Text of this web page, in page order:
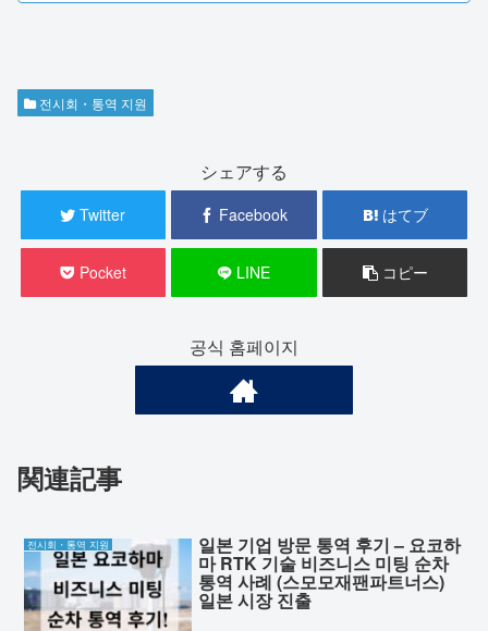
전시회・통역 지원
シェアする
Twitter Facebook はてブ
Pocket LINE コピー
공식 홈페이지
関連記事
전시회・통역 지원 일본 기업 방문 통역 후기 – 요코하
마 RTK 기술 비즈니스 미팅 순차
통역 사례 (스모모재팬파트너스)
일본 시장 진출